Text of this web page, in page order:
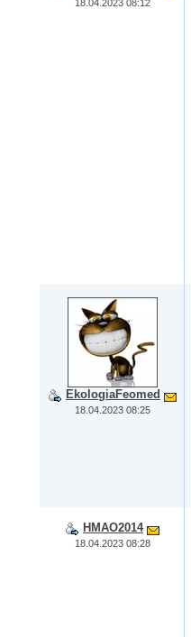
18.04.2023 08:12
EkologiaFeomed
18.04.2023 08:25
HMAO2014
18.04.2023 08:28